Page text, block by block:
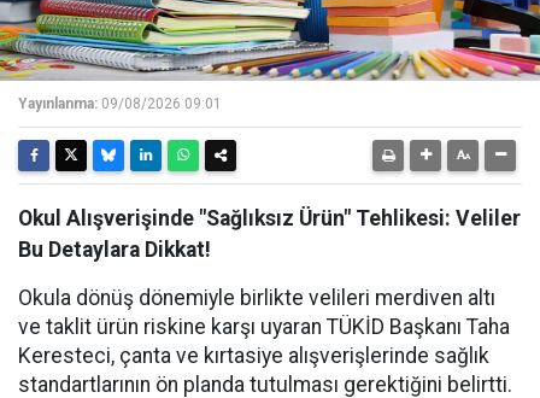
Yayınlanma: 09/08/2026 09:01
Okul Alışverişinde "Sağlıksız Ürün" Tehlikesi: Veliler
Bu Detaylara Dikkat!
Okula dönüş dönemiyle birlikte velileri merdiven altı
ve taklit ürün riskine karşı uyaran TÜKİD Başkanı Taha
Keresteci, çanta ve kırtasiye alışverişlerinde sağlık
standartlarının ön planda tutulması gerektiğini belirtti.